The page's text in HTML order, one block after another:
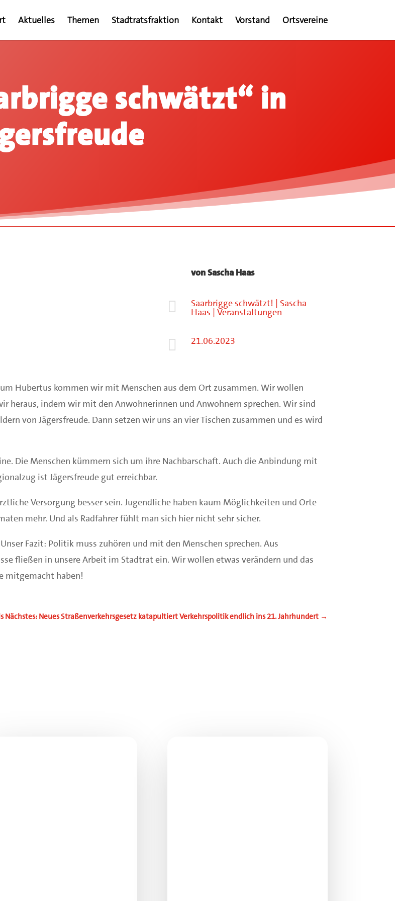
Aktuelles Themen Stadtratsfraktion Kontakt Vorstand Ortsvereine
schwätzt“ in
vonSascha Haas
 Saarbrigge schwätzt! | Sascha
Haas |Veranstaltungen
 21.06.2023
Hubertus kommen wir mit Menschen aus dem Ort zusammen. Wir wollen
heraus, indem wir mit den Anwohnerinnen und Anwohnern sprechen. Wir sind
von Jägersfreude. Dann setzen wir uns an vier Tischen zusammen und es wird
Die Menschen kümmern sich um ihre Nachbarschaft. Auch die Anbindung mit
ist Jägersfreude gut erreichbar.
Versorgung besser sein. Jugendliche haben kaum Möglichkeiten und Orte
mehr. Und als Radfahrer fühlt man sich hier nicht sehr sicher.
Fazit: Politik muss zuhören und mit den Menschen sprechen. Aus
fließen in unsere Arbeit im Stadtrat ein. Wir wollen etwas verändern und das
mitgemacht haben!
Nächstes: Neues Straßenverkehrsgesetz katapultiert Verkehrspolitik endlich ins 21. Jahrhundert→